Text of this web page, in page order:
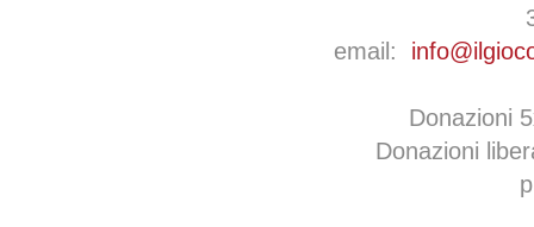
email:
Donazioni
Donazioni